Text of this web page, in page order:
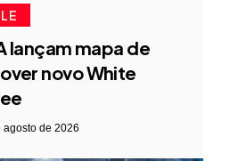
lançam mapa de
novo White
agosto de 2026